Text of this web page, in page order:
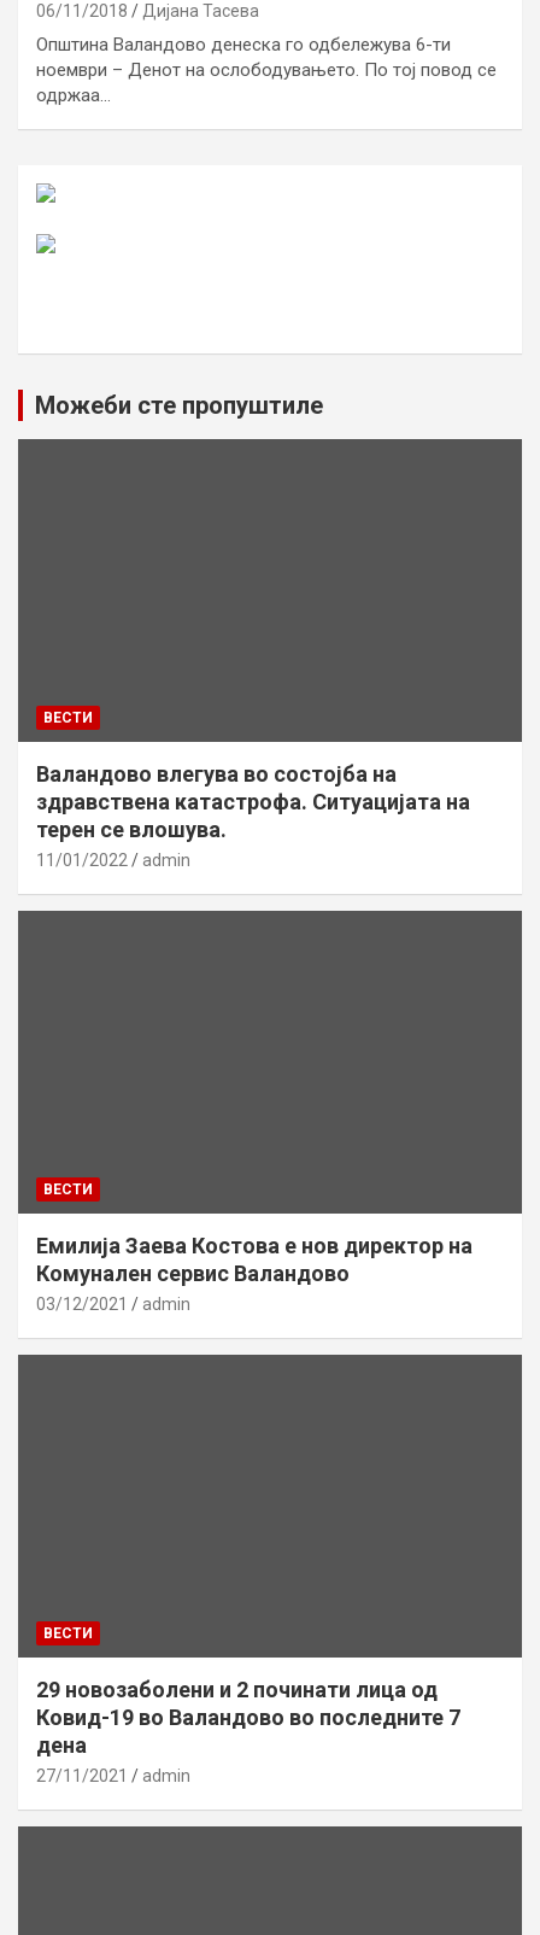
06/11/2018 Дијана Тасева
Општина Валандово денеска го одбележува 6-ти
ноември – Денот на ослободувањето. По тој повод се
одржаа…
Можеби сте пропуштиле
ВЕСТИ
Валандово влегува во состојба на
здравствена катастрофа. Ситуацијата на
терен се влошува.
11/01/2022 admin
ВЕСТИ
Емилија Заева Костова е нов директор на
Комунален сервис Валандово
03/12/2021 admin
ВЕСТИ
29 новозаболени и 2 починати лица од
Ковид-19 во Валандово во последните 7
дена
27/11/2021 admin